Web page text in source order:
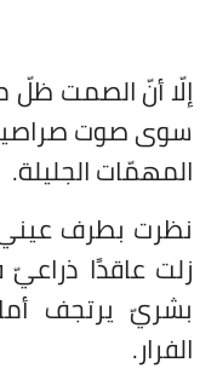
إلّا أنّ الصمت ظلّ
سوى صوت صراصير
المهمّات الجليلة.
نظرت بطرف عيني
زلت عاقدًا
بشريّ يرتجف
الفرار.